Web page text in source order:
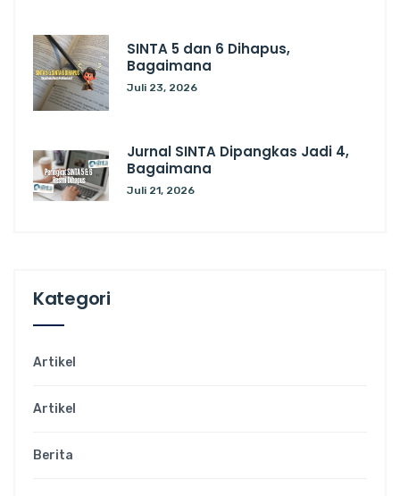
SINTA 5 dan 6 Dihapus,
Bagaimana
Juli 23, 2026
Jurnal SINTA Dipangkas Jadi 4,
Bagaimana
Juli 21, 2026
Kategori
Artikel
Artikel
Berita